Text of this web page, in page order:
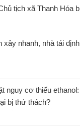
tịch xã Thanh Hóa
xây nhanh, nhà tái
nguy cơ thiếu
bị thử thách?